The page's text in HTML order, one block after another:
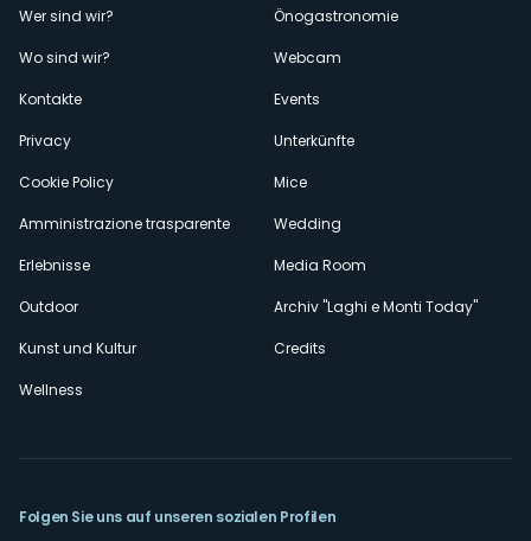
Menù
secondario
Wer sind wir?
Wo sind wir?
Kontakte
Privacy
Cookie Policy
Amministrazione trasparente
Erlebnisse
Outdoor
Kunst und Kultur
Wellness
Önogastronomie
Webcam
Events
Unterkünfte
Mice
Wedding
Media Room
Archiv "Laghi e Monti Today"
Credits
Folgen Sie uns auf unseren sozialen Profilen